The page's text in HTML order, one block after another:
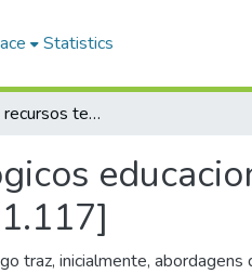
Statistics
A utilização de recursos tecnológicos educacionais o ensino da geografia no ensino fundamental II [911.11.117]
traz, inicialmente, abordagens